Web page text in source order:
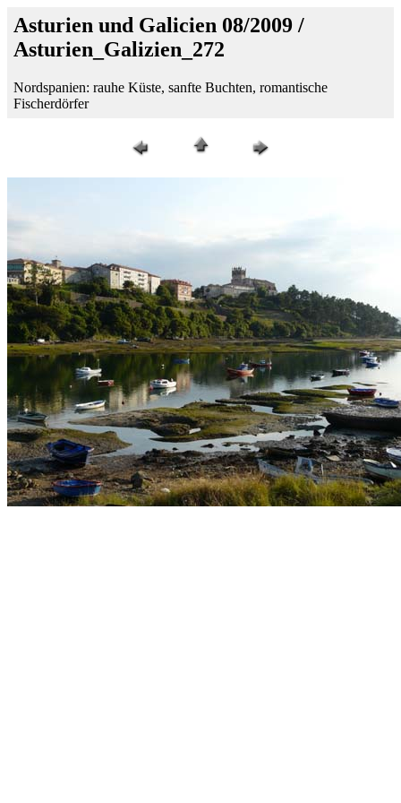
Asturien und Galicien 08/2009 /
Asturien_Galizien_272
Nordspanien: rauhe Küste, sanfte Buchten, romantische
Fischerdörfer